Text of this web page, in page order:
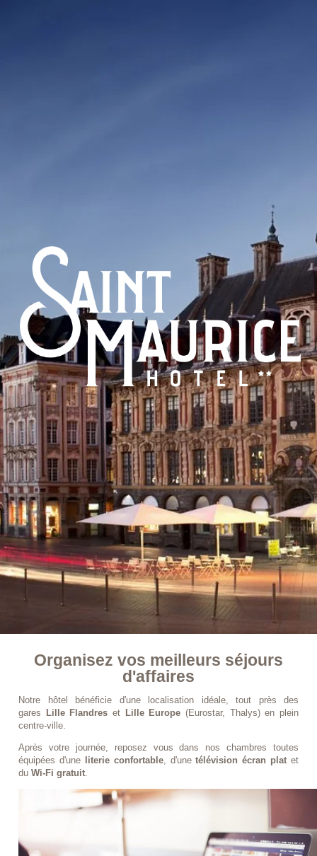
Organisez vos meilleurs séjours
d'affaires
Notre hôtel bénéficie d'une localisation idéale, tout près des
gares
Lille Flandres et Lille Europe (Eurostar, Thalys) en plein
centre-ville.
Après votre journée, reposez vous dans nos chambres toutes
équipées d'une
literie confortable, d'unetélévision écran plat et
du Wi-Fi gratuit.